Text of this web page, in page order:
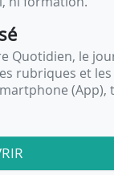
Quotidien, le
rubriques et
(App),